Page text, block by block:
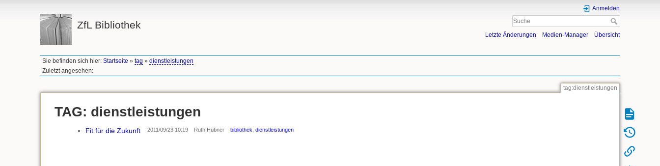
ZfL Bibliothek
Anmelden
Letzte Änderungen Medien-Manager Übersicht
Sie befinden sich hier:Startseite »tag »dienstleistungen
Zuletzt angesehen:
tag:dienstleistungen
TAG: dienstleistungen
Fit für die Zukunft 2011/09/23 10:19 Ruth Hübner bibliothek dienstleistungen